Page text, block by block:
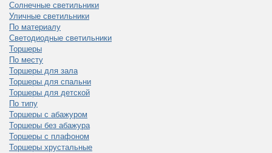
Солнечные светильники
Уличные светильники
По материалу
Светодиодные светильники
Торшеры
По месту
Торшеры для зала
Торшеры для спальни
Торшеры для детской
По типу
Торшеры с абажуром
Торшеры без абажура
Торшеры с плафоном
Торшеры хрустальные